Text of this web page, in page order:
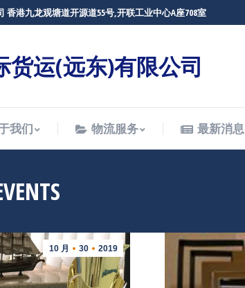
香港九龙观塘道开源道55号,开联工业中心A座708室
货运(远东)有限公司
我们 物流服务 最新消息
10 月 30 2019
我们 物流服务 最新消息